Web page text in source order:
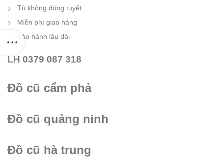
Tủ không đóng tuyết
Miễn phí giao hàng
Bảo hành lâu dài
LH 0379 087 318
Đồ cũ cẩm phả
Đồ cũ quảng ninh
Đồ cũ hà trung